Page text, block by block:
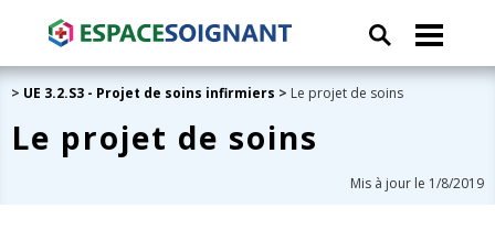
> UE 3.2.S3 - Projet de soins infirmiers > Le projet de soins
Le projet de soins
Mis à jour le 1/8/2019